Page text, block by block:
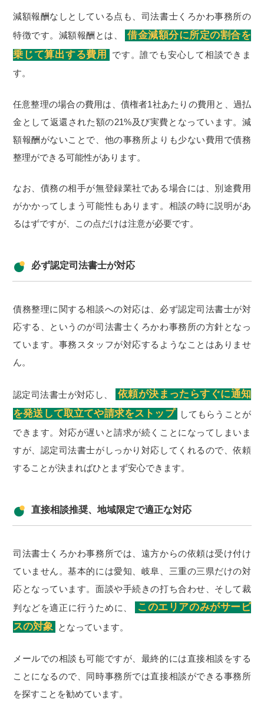
減額報酬なしとしている点も、司法書士くろかわ事務所の
特徴です。減額報酬とは、
借金減額分に所定の割合を
乗じて算出する費用
です。誰でも安心して相談できま
す。
任意整理の場合の費用は、債権者1社あたりの費用と、過払
金として返還された額の21%及び実費となっています。減
額報酬がないことで、他の事務所よりも少ない費用で債務
整理ができる可能性があります。
なお、債務の相手が無登録業社である場合には、別途費用
がかかってしまう可能性もあります。相談の時に説明があ
るはずですが、この点だけは注意が必要です。
必ず認定司法書士が対応
債務整理に関する相談への対応は、必ず認定司法書士が対
応する、というのが司法書士くろかわ事務所の方針となっ
ています。事務スタッフが対応するようなことはありませ
ん。
認定司法書士が対応し、
依頼が決まったらすぐに通知
を発送して取立てや請求をストップ
してもらうことが
できます。対応が遅いと請求が続くことになってしまいま
すが、認定司法書士がしっかり対応してくれるので、依頼
することが決まればひとまず安心できます。
直接相談推奨、地域限定で適正な対応
司法書士くろかわ事務所では、遠方からの依頼は受け付け
ていません。基本的には愛知、岐阜、三重の三県だけの対
応となっています。面談や手続きの打ち合わせ、そして裁
判などを適正に行うために、
このエリアのみがサービ
スの対象 となっています。
メールでの相談も可能ですが、最終的には直接相談をする
ことになるので、同時事務所では直接相談ができる事務所
を探すことを勧めています。